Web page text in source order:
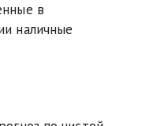
в
наличные